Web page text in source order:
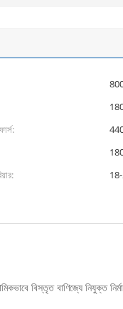
বাণিজ্যে নিযুক্ত নির্মাণ,